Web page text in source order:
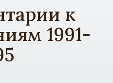
к
1991-